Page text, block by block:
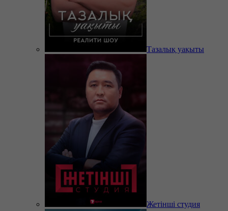
Тазалық уақыты
Жетінші студия